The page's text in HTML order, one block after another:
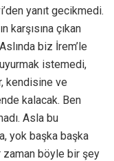
yanıt gecikmedi.
karşısına çıkan
biz İrem’le
istemedi,
kendisine ve
kalacak. Ben
Asla bu
yok başka başka
böyle bir şey